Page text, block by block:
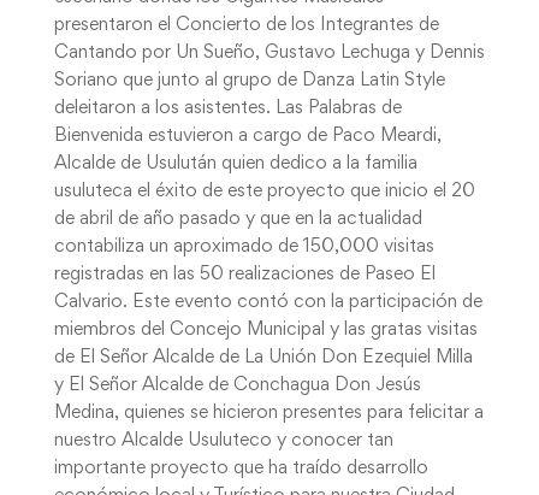
presentaron el Concierto de los Integrantes de
Cantando por Un Sueño, Gustavo Lechuga y Dennis
Soriano que junto al grupo de Danza Latin Style
deleitaron a los asistentes. Las Palabras de
Bienvenida estuvieron a cargo de Paco Meardi,
Alcalde de Usulután quien dedico a la familia
usuluteca el éxito de este proyecto que inicio el 20
de abril de año pasado y que en la actualidad
contabiliza un aproximado de 150,000 visitas
registradas en las 50 realizaciones de Paseo El
Calvario. Este evento contó con la participación de
miembros del Concejo Municipal y las gratas visitas
de El Señor Alcalde de La Unión Don Ezequiel Milla
y El Señor Alcalde de Conchagua Don Jesús
Medina, quienes se hicieron presentes para felicitar a
nuestro Alcalde Usuluteco y conocer tan
importante proyecto que ha traído desarrollo